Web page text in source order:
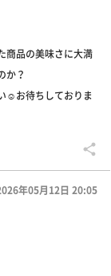
商品の美味さに大満
か？
☺️お待ちしておりま
年05月12日 20:05